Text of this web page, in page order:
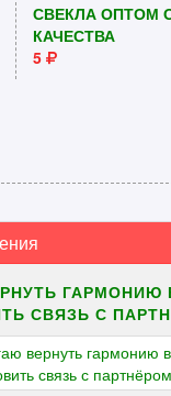
СВЕКЛА ОПТОМ
КАЧЕСТВА
5
ГАРМОНИЮ
СВЯЗЬ С